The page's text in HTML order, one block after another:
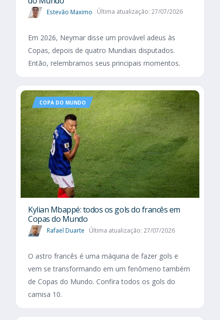
Estevão Maximo Última atualização: 27/07/2026
Em 2026, Neymar disse um provável adeus às
Copas, depois de quatro Mundiais disputados.
Então, relembramos seus principais momentos.
COPA DO MUNDO
Kylian Mbappé: todos os gols do francês em
Copas do Mundo
Rafael Duarte Última atualização: 27/07/2026
O astro francês é uma máquina de fazer gols e
vem se transformando em um fenômeno também
de Copas do Mundo. Confira todos os gols do
camisa 10.